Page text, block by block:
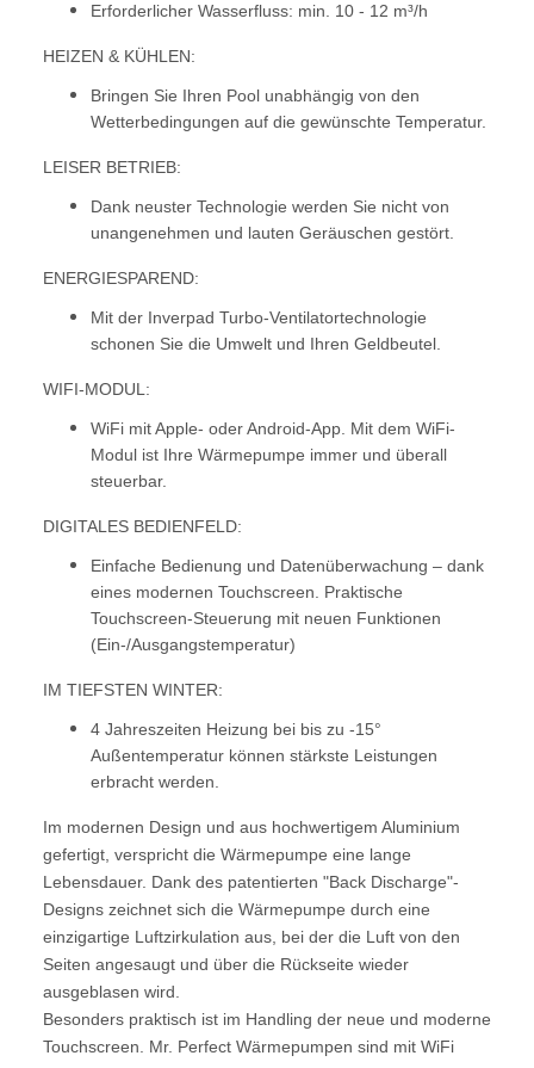
Erforderlicher Wasserfluss: min. 10 - 12 m³/h
HEIZEN & KÜHLEN:
Bringen Sie Ihren Pool unabhängig von den
Wetterbedingungen auf die gewünschte Temperatur.
LEISER BETRIEB:
Dank neuster Technologie werden Sie nicht von
unangenehmen und lauten Geräuschen gestört.
ENERGIESPAREND:
Mit der Inverpad Turbo-Ventilatortechnologie
schonen Sie die Umwelt und Ihren Geldbeutel.
WIFI-MODUL:
WiFi mit Apple- oder Android-App. Mit dem WiFi-
Modul ist Ihre Wärmepumpe immer und überall
steuerbar.
DIGITALES BEDIENFELD:
Einfache Bedienung und Datenüberwachung – dank
eines modernen Touchscreen. Praktische
Touchscreen-Steuerung mit neuen Funktionen
(Ein-/Ausgangstemperatur)
IM TIEFSTEN WINTER:
4 Jahreszeiten Heizung bei bis zu -15°
Außentemperatur können stärkste Leistungen
erbracht werden.
Im modernen Design und aus hochwertigem Aluminium
gefertigt, verspricht die Wärmepumpe eine lange
Lebensdauer. Dank des patentierten "Back Discharge"-
Designs zeichnet sich die Wärmepumpe durch eine
einzigartige Luftzirkulation aus, bei der die Luft von den
Seiten angesaugt und über die Rückseite wieder
ausgeblasen wird.
Besonders praktisch ist im Handling der neue und moderne
Touchscreen. Mr. Perfect Wärmepumpen sind mit WiFi